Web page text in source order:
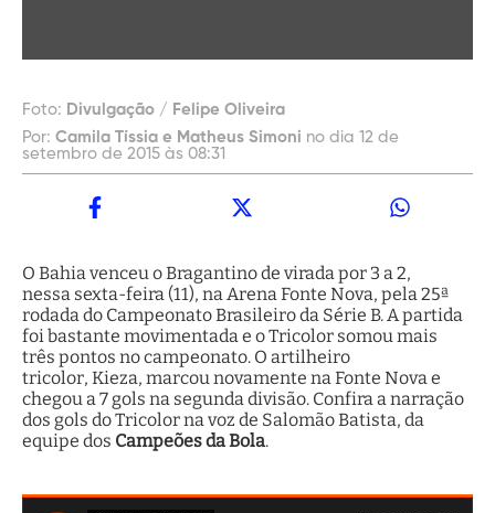
Foto: Divulgação / Felipe Oliveira
Por: Camila Tíssia e Matheus Simoni no dia 12 de
setembro de 2015 às 08:31
O Bahia venceu o Bragantino de virada por 3 a 2,
nessa sexta-feira (11), na Arena Fonte Nova, pela 25ª
rodada do Campeonato Brasileiro da Série B. A partida
foi bastante movimentada e o Tricolor somou mais
três pontos no campeonato. O artilheiro
tricolor, Kieza, marcou novamente na Fonte Nova e
chegou a 7 gols na segunda divisão. Confira a narração
dos gols do Tricolor na voz de Salomão Batista, da
equipe dos Campeões da Bola.